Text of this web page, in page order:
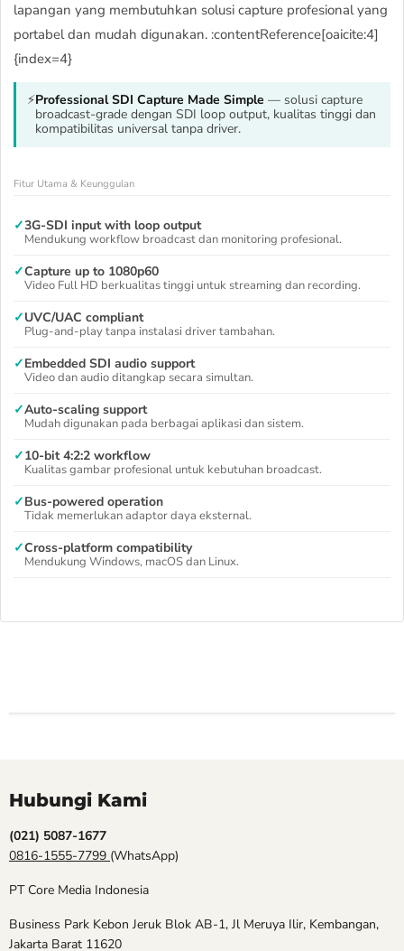
lapangan yang membutuhkan solusi capture profesional yang
portabel dan mudah digunakan. :contentReference[oaicite:4]
{index=4}
⚡Professional SDI Capture Made Simple — solusi capture
broadcast-grade dengan SDI loop output, kualitas tinggi dan
kompatibilitas universal tanpa driver.
Fitur Utama & Keunggulan
✓3G-SDI input with loop output
Mendukung workflow broadcast dan monitoring profesional.
✓Capture up to 1080p60
Video Full HD berkualitas tinggi untuk streaming dan recording.
✓UVC/UAC compliant
Plug-and-play tanpa instalasi driver tambahan.
✓Embedded SDI audio support
Video dan audio ditangkap secara simultan.
✓Auto-scaling support
Mudah digunakan pada berbagai aplikasi dan sistem.
✓10-bit 4:2:2 workflow
Kualitas gambar profesional untuk kebutuhan broadcast.
✓Bus-powered operation
Tidak memerlukan adaptor daya eksternal.
✓Cross-platform compatibility
Mendukung Windows, macOS dan Linux.
Hubungi Kami
(021) 5087-1677
0816-1555-7799 (WhatsApp)
PT Core Media Indonesia
Business Park Kebon Jeruk Blok AB-1, Jl Meruya Ilir, Kembangan,
Jakarta Barat 11620